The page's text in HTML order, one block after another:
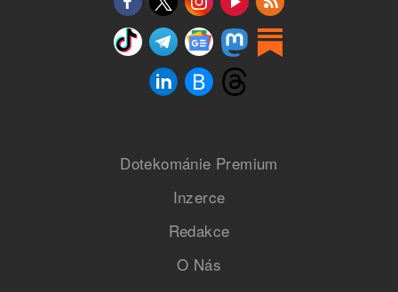
Dotekománie Premium
Inzerce
Redakce
O Nás